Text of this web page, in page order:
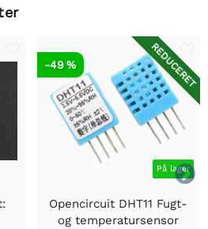

REDUCERET
På lager
-49 %
Opencircuit DHT11 Fugt-
og temperatursensor